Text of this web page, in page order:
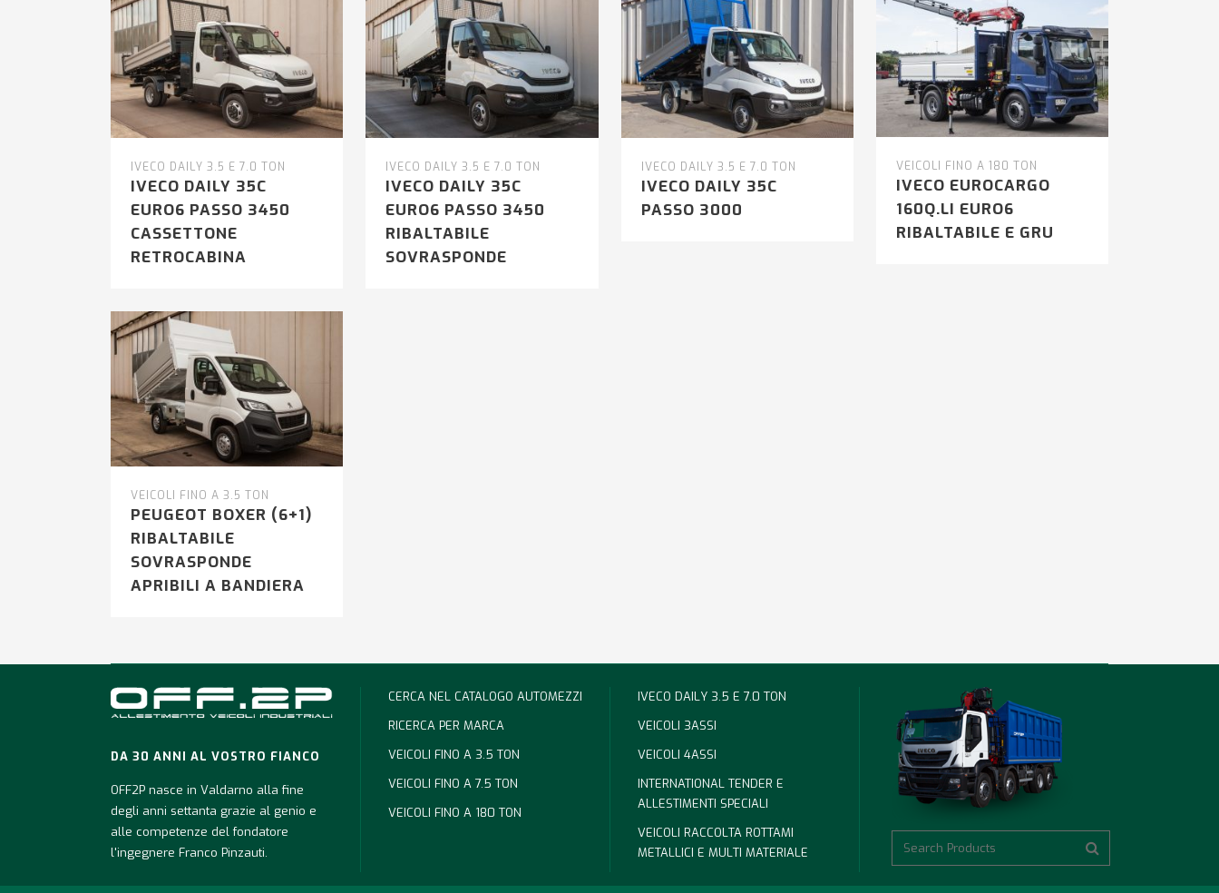
IVECO DAILY 3.5 E 7.0 TON
IVECO DAILY 35C
EURO6 PASSO 3450
CASSETTONE
RETROCABINA
IVECO DAILY 3.5 E 7.0 TON
IVECO DAILY 35C
EURO6 PASSO 3450
RIBALTABILE
SOVRASPONDE
IVECO DAILY 3.5 E 7.0 TON
IVECO DAILY 35C
PASSO 3000
VEICOLI FINO A 180 TON
IVECO EUROCARGO
160Q.LI EURO6
RIBALTABILE E GRU
VEICOLI FINO A 3.5 TON
PEUGEOT BOXER (6+1)
RIBALTABILE
SOVRASPONDE
APRIBILI A BANDIERA
DA 30 ANNI AL VOSTRO FIANCO
OFF2P nasce in Valdarno alla fine
degli anni settanta grazie al genio e
alle competenze del fondatore
l'ingegnere Franco Pinzauti.
CERCA NEL CATALOGO AUTOMEZZI
RICERCA PER MARCA
VEICOLI FINO A 3.5 TON
VEICOLI FINO A 7.5 TON
VEICOLI FINO A 180 TON
IVECO DAILY 3.5 E 7.0 TON
VEICOLI 3ASSI
VEICOLI 4ASSI
INTERNATIONAL TENDER E
ALLESTIMENTI SPECIALI
VEICOLI RACCOLTA ROTTAMI
METALLICI E MULTI MATERIALE